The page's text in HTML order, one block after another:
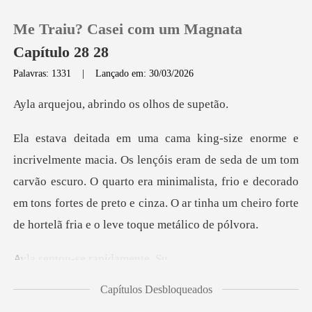
Loja
Histórico
Sair
Me Traiu? Casei com um Magnata
Capítulo 28 28
Palavras: 1331 |Lançado em: 30/03/2026
abrindo os ol
eda de um tom
carvão escuro. O quarto era minimalista, frio e decorado
em tons fortes de pr
u-se rapid
Capítulos Desbloqueados